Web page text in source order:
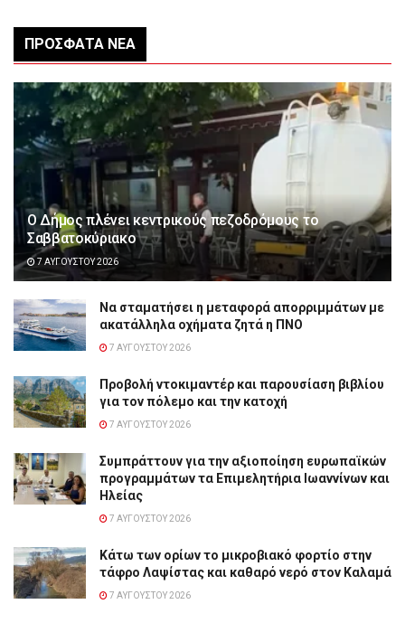
ΠΡΌΣΦΑΤΑ ΝΈΑ
Ο Δήμος πλένει κεντρικούς πεζοδρόμους το
Σαββατοκύριακο
7 ΑΥΓΟΎΣΤΟΥ 2026
Να σταματήσει η μεταφορά απορριμμάτων με
ακατάλληλα οχήματα ζητά η ΠΝΟ
7 ΑΥΓΟΎΣΤΟΥ 2026
Προβολή ντοκιμαντέρ και παρουσίαση βιβλίου
για τον πόλεμο και την κατοχή
7 ΑΥΓΟΎΣΤΟΥ 2026
Συμπράττουν για την αξιοποίηση ευρωπαϊκών
προγραμμάτων τα Επιμελητήρια Ιωαννίνων και
Ηλείας
7 ΑΥΓΟΎΣΤΟΥ 2026
Κάτω των ορίων το μικροβιακό φορτίο στην
τάφρο Λαψίστας και καθαρό νερό στον Καλαμά
7 ΑΥΓΟΎΣΤΟΥ 2026